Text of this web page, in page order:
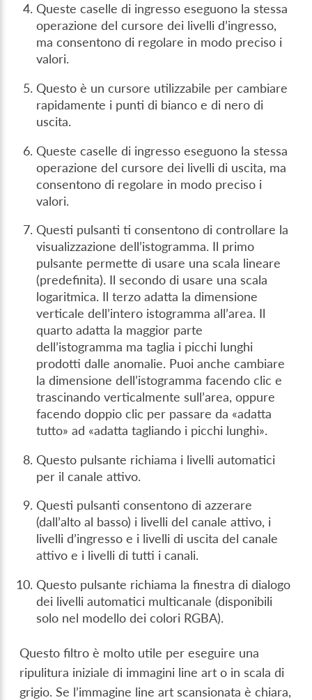
Queste caselle di ingresso eseguono la stessa
operazione del cursore dei livelli d’ingresso,
ma consentono di regolare in modo preciso i
valori.
Questo è un cursore utilizzabile per cambiare
rapidamente i punti di bianco e di nero di
uscita.
Queste caselle di ingresso eseguono la stessa
operazione del cursore dei livelli di uscita, ma
consentono di regolare in modo preciso i
valori.
Questi pulsanti ti consentono di controllare la
visualizzazione dell’istogramma. Il primo
pulsante permette di usare una scala lineare
(predefinita). Il secondo di usare una scala
logaritmica. Il terzo adatta la dimensione
verticale dell’intero istogramma all’area. Il
quarto adatta la maggior parte
dell’istogramma ma taglia i picchi lunghi
prodotti dalle anomalie. Puoi anche cambiare
la dimensione dell’istogramma facendo clic e
trascinando verticalmente sull’area, oppure
facendo doppio clic per passare da «adatta
tutto» ad «adatta tagliando i picchi lunghi».
Questo pulsante richiama i livelli automatici
per il canale attivo.
Questi pulsanti consentono di azzerare
(dall’alto al basso) i livelli del canale attivo, i
livelli d’ingresso e i livelli di uscita del canale
attivo e i livelli di tutti i canali.
Questo pulsante richiama la finestra di dialogo
dei livelli automatici multicanale (disponibili
solo nel modello dei colori RGBA).
Questo filtro è molto utile per eseguire una
ripulitura iniziale di immagini line art o in scala di
grigio. Se l’immagine line art scansionata è chiara,